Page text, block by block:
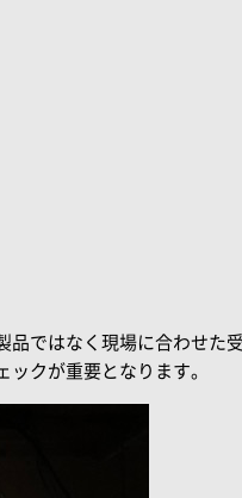
品ではなく現場に合わせた
クが重要となります。